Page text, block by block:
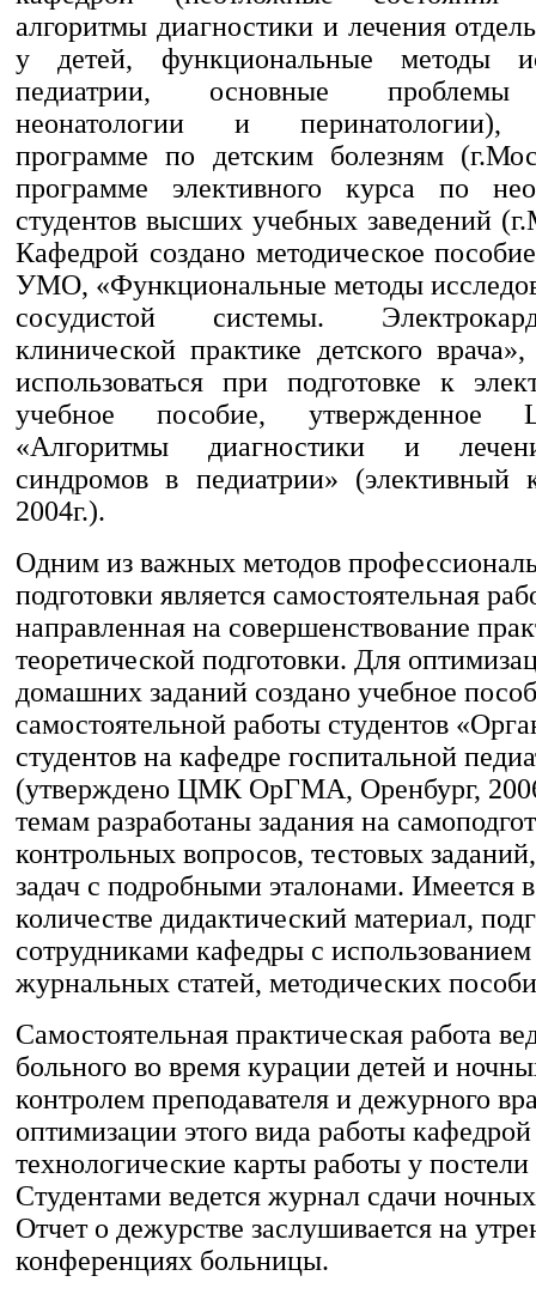
алгоритмы диагностики и лечения
у детей, функциональные методы
педиатрии, основные проблемы
неонатологии и перинатологии),
программе по детским болезням
программе элективного курса по
студентов высших учебных заведений
Кафедрой создано методическое
УМО, «Функциональные методы
сосудистой системы.
клинической практике детского
использоваться при подготовке к
учебное пособие,
«Алгоритмы диагностики и
синдромов в педиатрии» (элективный
2004г.).
Одним из важных методов
подготовки является самостоятельная
направленная на совершенствование
теоретической подготовки. Для
домашних заданий создано учебное
самостоятельной работы студентов
студентов на кафедре госпитальной
(утверждено ЦМК ОрГМА, Оренбург,
темам разработаны задания на
контрольных вопросов, тестовых
задач с подробными эталонами. Имеется
количестве дидактический материал,
сотрудниками кафедры с
журнальных статей, методических
Самостоятельная практическая работа
больного во время курации детей и
контролем преподавателя и дежурного
оптимизации этого вида работы
технологические карты работы у постели
Студентами ведется журнал сдачи
Отчет о дежурстве заслушивается на
конференциях больницы.